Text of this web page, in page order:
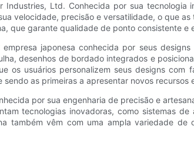
Ltd. Conhecida por sua tecnologia
velocidade, precisão e versatilidade, o que
que garante qualidade de ponto consistente e
japonesa conhecida por seus
desenhos de bordado integrados e
usuários personalizem seus designs com
as primeiras a apresentar novos recursos
por sua engenharia de precisão e
tecnologias inovadoras, como sistemas
também vêm com uma ampla variedade